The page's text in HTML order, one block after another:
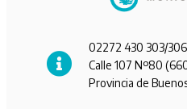
02272 430 303/306
Calle 107 Nº80
Provincia de